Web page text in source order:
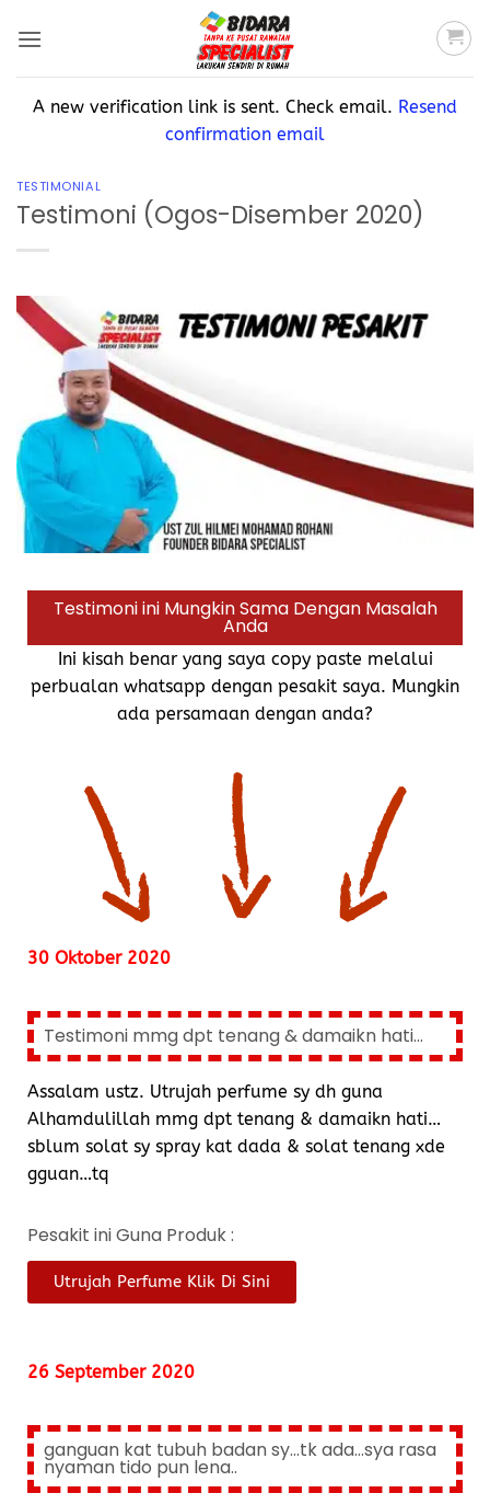
A new verification link is sent. Check email. Resend
confirmation email
TESTIMONIAL
Testimoni (Ogos-Disember 2020)
Testimoni ini Mungkin Sama Dengan Masalah
Anda
Ini kisah benar yang saya copy paste melalui
perbualan whatsapp dengan pesakit saya. Mungkin
ada persamaan dengan anda?
30 Oktober 2020
Testimoni mmg dpt tenang & damaikn hati...
Assalam ustz. Utrujah perfume sy dh guna
Alhamdulillah mmg dpt tenang & damaikn hati…
sblum solat sy spray kat dada & solat tenang xde
gguan…tq
Pesakit ini Guna Produk :
Utrujah Perfume Klik Di Sini
26 September 2020
ganguan kat tubuh badan sy...tk ada...sya rasa
nyaman tido pun lena..